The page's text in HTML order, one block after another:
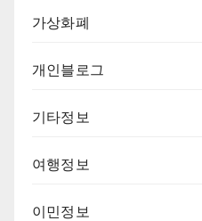
가상화폐
개인블로그
기타정보
여행정보
이민정보